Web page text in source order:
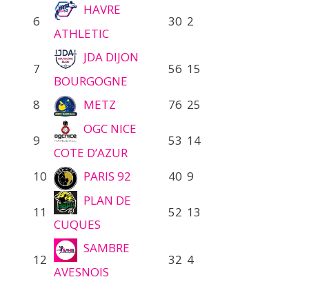
6
HAVRE
ATHLETIC
30 2
7
JDA DIJON
BOURGOGNE
56 15
8 METZ 76 25
9
OGC NICE
COTE D’AZUR
53 14
10 PARIS 92 40 9
11
PLAN DE
CUQUES
52 13
12
SAMBRE
AVESNOIS
32 4